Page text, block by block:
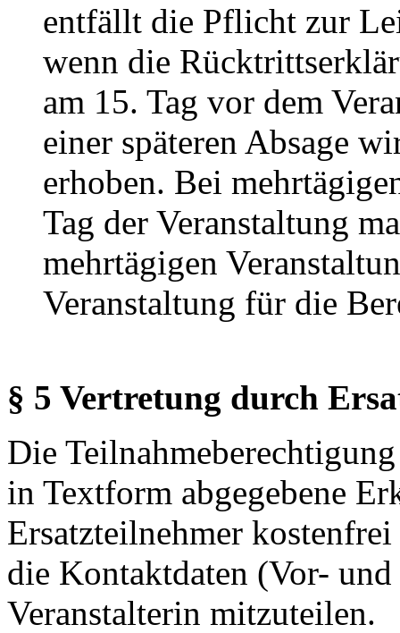
entfällt die Pflicht zur
wenn die
am 15. Tag vor dem
einer späteren Absage
erhoben. Bei
Tag der Veranstaltung
mehrtägigen
Veranstaltung für die
§ 5 Vertretung durch
Die
in Textform abgegebene
Ersatzteilnehmer
die Kontaktdaten (Vor-
Veranstalterin mitzuteilen.